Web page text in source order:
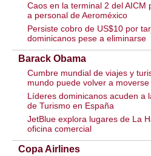
Caos en la terminal 2 del AICM
a personal de Aeroméxico
Persiste cobro de US$10 por
dominicanos pese a eliminarse
Barack Obama
Cumbre mundial de viajes y
mundo puede volver a moverse
Líderes dominicanos acuden a
de Turismo en España
JetBlue explora lugares de La
oficina comercial
Copa Airlines